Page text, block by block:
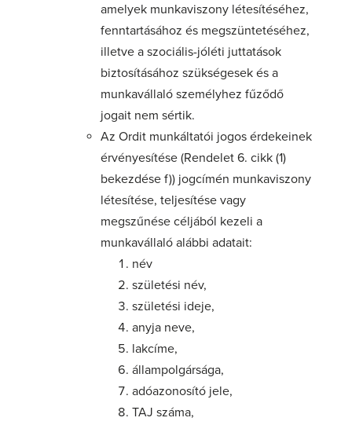
amelyek munkaviszony létesítéséhez,
fenntartásához és megszüntetéséhez,
illetve a szociális-jóléti juttatások
biztosításához szükségesek és a
munkavállaló személyhez fűződő
jogait nem sértik.
Az Ordit munkáltatói jogos érdekeinek
érvényesítése (Rendelet 6. cikk (1)
bekezdése f)) jogcímén munkaviszony
létesítése, teljesítése vagy
megszűnése céljából kezeli a
munkavállaló alábbi adatait:
név
születési név,
születési ideje,
anyja neve,
lakcíme,
állampolgársága,
adóazonosító jele,
TAJ száma,